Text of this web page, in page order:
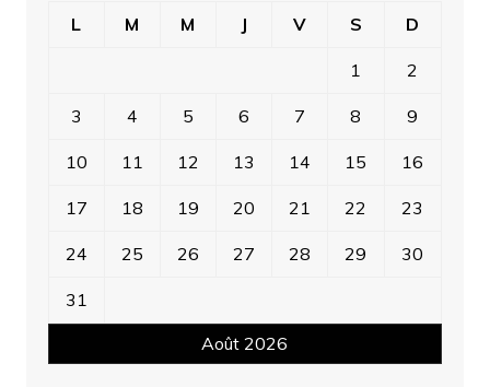
Août 2026
L M M J V S D
1 2
3 4 5 6 7 8 9
10 11 12 13 14 15 16
17 18 19 20 21 22 23
24 25 26 27 28 29 30
31